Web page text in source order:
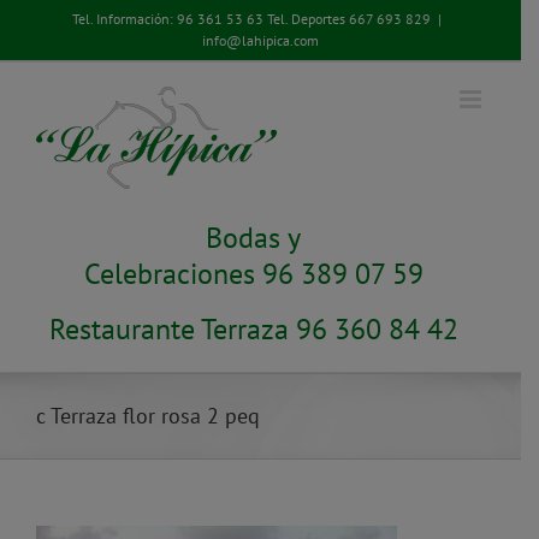
contenido
Tel. Información: 96 361 53 63 Tel. Deportes 667 693 829 |
info@lahipica.com
Bodas y
Celebraciones 96 389 07 59
Restaurante Terraza 96 360 84 42
c Terraza flor rosa 2 peq